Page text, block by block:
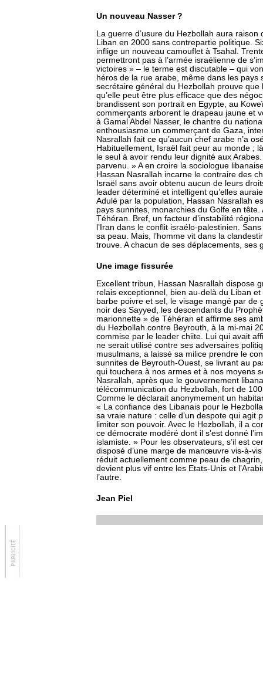
Un nouveau Nasser ?
La guerre d’usure du Hezbollah aura
Liban en 2000 sans contrepartie politique.
inflige un nouveau camouflet à Tsahal.
permettront pas à l’armée israélienne de
victoires » – le terme est discutable – qui
héros de la rue arabe, même dans les
secrétaire général du Hezbollah prouve
qu’elle peut être plus efficace que des
brandissent son portrait en Egypte, au
commerçants arborent le drapeau jaune et
à Gamal Abdel Nasser, le chantre du
enthousiasme un commerçant de Gaza,
Nasrallah fait ce qu’aucun chef arabe n’a
Habituellement, Israël fait peur au monde ;
le seul à avoir rendu leur dignité aux
parvenu. » A en croire la sociologue
Hassan Nasrallah incarne le contraire des
Israël sans avoir obtenu aucun de leurs
leader déterminé et intelligent qu’elles
Adulé par la population, Hassan Nasrallah
pays sunnites, monarchies du Golfe en tête.
Téhéran. Bref, un facteur d’instabilité
l’Iran dans le conflit israélo-palestinien.
sa peau. Mais, l’homme vit dans la
trouve. A chacun de ses déplacements,
Une image fissurée
Excellent tribun, Hassan Nasrallah dispose
relais exceptionnel, bien au-delà du Liban
barbe poivre et sel, le visage mangé par
noir des Sayyed, les descendants du
marionnette » de Téhéran et affirme ses
du Hezbollah contre Beyrouth, à la mi-mai
commise par le leader chiite. Lui qui avait
ne serait utilisé contre ses adversaires
musulmans, a laissé sa milice prendre le
sunnites de Beyrouth-Ouest, se livrant au
qui touchera à nos armes et à nos moyens
Nasrallah, après que le gouvernement
télécommunication du Hezbollah, fort de
Comme le déclarait anonymement un
« La confiance des Libanais pour le
sa vraie nature : celle d’un despote qui agit
limiter son pouvoir. Avec le Hezbollah, il a
ce démocrate modéré dont il s’est donné
islamiste. » Pour les observateurs, s’il est
disposé d’une marge de manœuvre vis-à-
réduit actuellement comme peau de
devient plus vif entre les Etats-Unis et
l’autre.
Jean Piel